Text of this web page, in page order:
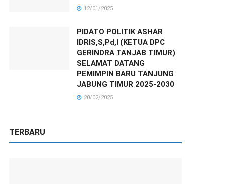
12/01/2025
PIDATO POLITIK ASHAR
IDRIS,S,Pd,I (KETUA DPC
GERINDRA TANJAB TIMUR)
SELAMAT DATANG
PEMIMPIN BARU TANJUNG
JABUNG TIMUR 2025-2030
20/02/2025
TERBARU